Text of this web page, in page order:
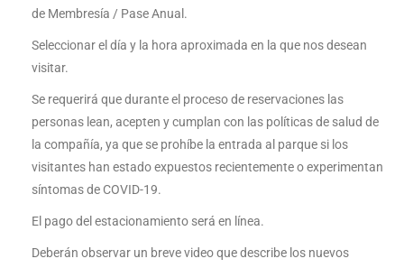
de Membresía / Pase Anual.
Seleccionar el día y la hora aproximada en la que nos desean
visitar.
Se requerirá que durante el proceso de reservaciones las
personas lean, acepten y cumplan con las políticas de salud de
la compañía, ya que se prohíbe la entrada al parque si los
visitantes han estado expuestos recientemente o experimentan
síntomas de COVID-19.
El pago del estacionamiento será en línea.
Deberán observar un breve video que describe los nuevos